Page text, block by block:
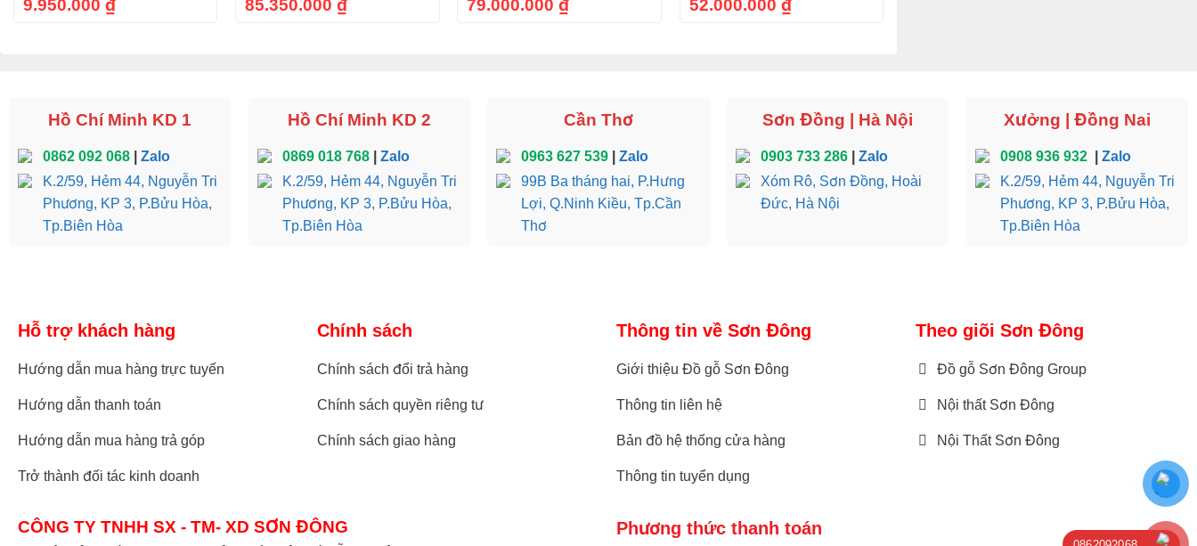
Tủ quần áo gỗ gõ đỏ TQA160 được thiết kế 1 buồng treo, 1 buồng xếp, cùng 2 học kéo nhỏ
9.950.000 ₫ 85.350.000₫ 79.000.000₫ 52.000.000 ₫
Hồ Chí Minh KD 1
0862 092 068| Zalo
K.2/59, Hẻm 44, Nguyễn Tri
Phương, KP 3, P.Bửu Hòa,
Tp.Biên Hòa
Hồ Chí Minh KD 2
0869 018 768| Zalo
K.2/59, Hẻm 44, Nguyễn Tri
Phương, KP 3, P.Bửu Hòa,
Tp.Biên Hòa
Cần Thơ
0963 627 539 |Zalo
99B Ba tháng hai, P.Hưng
Lợi, Q.Ninh Kiều, Tp.Cần
Thơ
Sơn Đồng | Hà Nội
0903 733 286 |Zalo
Xóm Rô, Sơn Đồng, Hoài
Đức, Hà Nội
Xưởng | Đồng Nai
0908 936 932
Zalo
K.2/59, Hẻm 44, Nguyễn Tri
Phương, KP 3, P.Bửu Hòa,
Tp.Biên Hòa
Hỗ trợ khách hàng
Hướng dẫn mua hàng trực tuyến
Hướng dẫn thanh toán
Hướng dẫn mua hàng trả góp
Trở thành đối tác kinh doanh
Chính sách
Chính sách đổi trả hàng
Chính sách quyền riêng tư
Chính sách giao hàng
Thông tin về Sơn Đông
Giới thiệu Đồ gỗ Sơn Đông
Thông tin liên hệ
Bản đồ hệ thống cửa hàng
Thông tin tuyển dụng
Theo giõi Sơn Đông
Đồ gỗ Sơn Đông Group
Nội thất Sơn Đông
Nội Thất Sơn Đông
CÔNG TY TNHH SX - TM- XD SƠN ĐÔNG Phương thức thanh toán